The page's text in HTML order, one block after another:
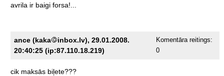
avrila ir baigi forsa!...
ance (kaka
inbox.lv), 29.01.2008.
20:40:25 (ip:87.110.18.219)
Komentāra reitings:
0
cik maksās biļete???